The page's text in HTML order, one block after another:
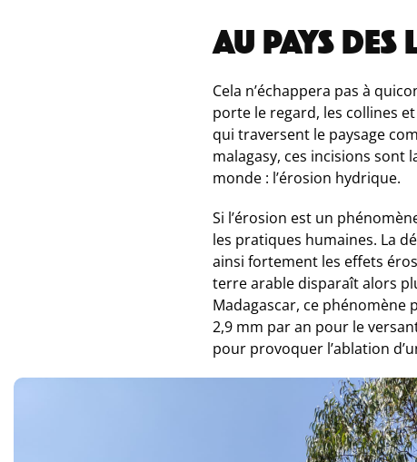
AU PAYS
Cela n’échappera pas à
porte le regard, les collines
qui traversent le paysage
malagasy, ces incisions sont
monde : l’érosion hydrique.
Si l’érosion est un
les pratiques humaines. La
ainsi fortement les effets
terre arable disparaît alors
Madagascar, ce phénomène
2,9 mm par an pour le
pour provoquer l’ablation